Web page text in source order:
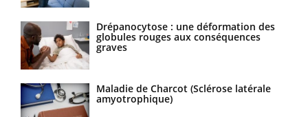
Drépanocytose : une déformation des
globules rouges aux conséquences
graves
Maladie de Charcot (Sclérose latérale
amyotrophique)